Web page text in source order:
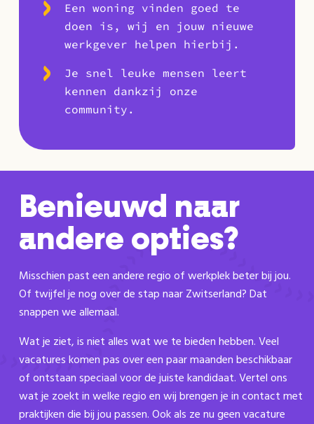
Een woning vinden goed te
doen is, wij en jouw nieuwe
werkgever helpen hierbij.
Je snel leuke mensen leert
kennen dankzij onze
community.
Benieuwd naar
andere opties?
Misschien past een andere regio of werkplek beter bij jou.
Of twijfel je nog over de stap naar Zwitserland? Dat
snappen we allemaal.
Wat je ziet, is niet alles wat we te bieden hebben. Veel
vacatures komen pas over een paar maanden beschikbaar
of ontstaan speciaal voor de juiste kandidaat. Vertel ons
wat je zoekt in welke regio en wij brengen je in contact met
praktijken die bij jou passen. Ook als ze nu geen vacature